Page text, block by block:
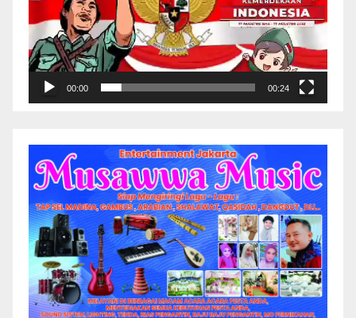
00:00 00:24